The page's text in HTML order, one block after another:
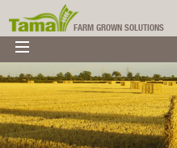
Tama
FARM GROWN SOLUTIONS
▼
▼